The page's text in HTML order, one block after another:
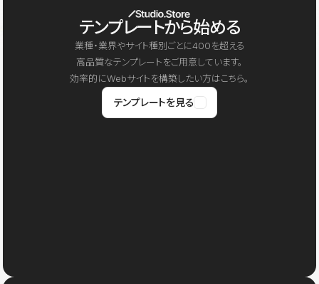
テンプレートから始める
業種・業界やサイト種別ごとに400を超える
高品質なテンプレートをご用意しています。
効率的にWebサイトを構築したい方はこちら。
テンプレートを見る